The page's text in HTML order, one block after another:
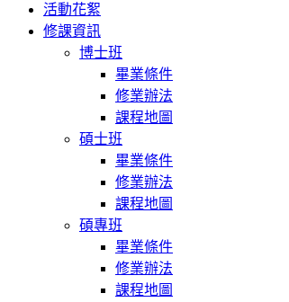
活動花絮
修課資訊
博士班
畢業條件
修業辦法
課程地圖
碩士班
畢業條件
修業辦法
課程地圖
碩專班
畢業條件
修業辦法
課程地圖